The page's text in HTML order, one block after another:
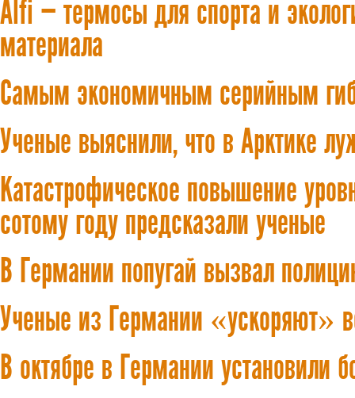
Alfi — термосы для спорта и
материала
Самым экономичным серийным
Ученые выяснили, что в Арктике
Катастрофическое повышение
сотому году предсказали ученые
В Германии попугай вызвал
Ученые из Германии «ускоряют»
В октябре в Германии установили